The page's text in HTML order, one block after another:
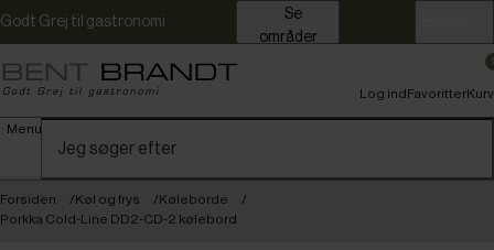
Godt Grej til gastronomi
områder
Menu
Log indFavoritterKurv
Forsiden Køl og frys
Køleborde
Porkka Cold-Line DD2-CD-2 kølebord